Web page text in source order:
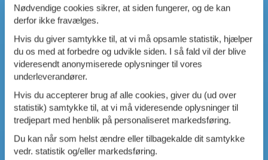
Nødvendige cookies sikrer, at siden fungerer, og de kan
derfor ikke fravælges.
Hvis du giver samtykke til, at vi må opsamle statistik, hjælper
du os med at forbedre og udvikle siden. I så fald vil der blive
videresendt anonymiserede oplysninger til vores
underleverandører.
Hvis du accepterer brug af alle cookies, giver du (ud over
statistik) samtykke til, at vi må videresende oplysninger til
tredjepart med henblik på personaliseret markedsføring.
Du kan når som helst ændre eller tilbagekalde dit samtykke
vedr. statistik og/eller markedsføring.